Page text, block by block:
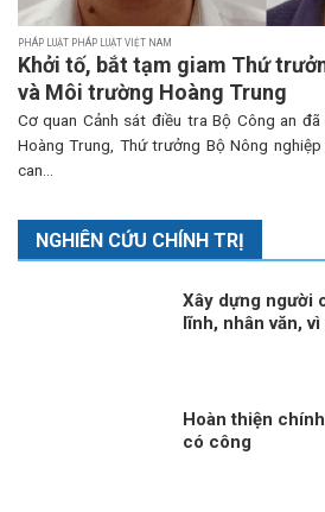
PHÁP LUẬT PHÁP LUẬT VIỆT NAM
Khởi tố, bắt tạm giam Thứ
và Môi trường Hoàng Trung
Cơ quan Cảnh sát điều tra Bộ Công an
Hoàng Trung, Thứ trưởng Bộ Nông
can...
NGHIÊN CỨU CHÍNH TRỊ
Xây dựng người
lĩnh, nhân văn,
Hoàn thiện
có công